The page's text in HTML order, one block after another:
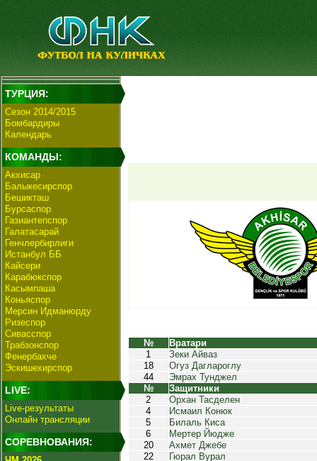
ТУРЦИЯ:
Сезон 2014/2015
Бомбардиры
Календарь
КОМАНДЫ:
Акхисар
Балыкесирспор
Бешикташ
Бурсаспор
Газиантепспор
Галатасарай
Генчлербирлиги
Истанбул ББ
Кайсери
Карабюкспор
Касымпаша
Коньяспор
Мерсин Идманюрду
Ризеспор
Сивасспор
Трабзонспор
Фенербахче
Эскишехирспор
LIVE:
Live-результаты
Онлайн трансляции
СОРЕВНОВАНИЯ:
№
Вратари
1
Зеки Айваз
18
Огуз Даглароглу
44
Эмрах Тунджел
№
Защитники
2
Орхан Тасделен
4
Исмаил Конюк
5
Билаль Киса
6
Мертер Йюдже
20
Ахмет Джебе
22
Гюрал Вурал